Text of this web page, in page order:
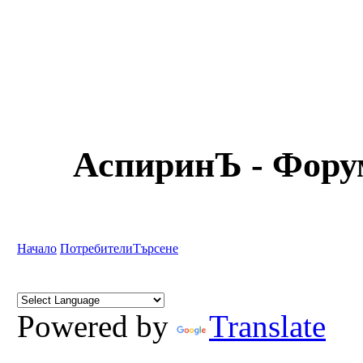
АспиринЪ -
Начало ПотребителиТърсене
Powered by Translate